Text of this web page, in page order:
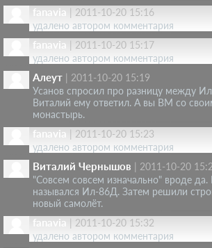
fanavia
2011-10-20 15:16
удалено автором комментария
fanavia
2011-10-20 15:17
удалено автором комментария
Алеут
2011-10-20 15:19
Усанов спросил про разницу между
Виталий ему ответил. А вы ВМ со
монастырь.
fanavia
2011-10-20 15:23
удалено автором комментария
Виталий Чернышов
2011-10-20
"Совсем совсем изначально" вроде
назывался Ил-86Д. Затем решили
новый самолёт.
fanavia
2011-10-20 15:32
удалено автором комментария